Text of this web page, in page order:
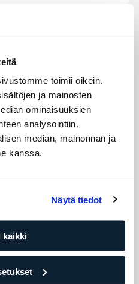
toimii oikein.
ja mainosten
ominaisuuksien
analysointiin.
median, mainonnan ja
kanssa.
Näytä tiedot
kaikki
07:00 - 15:00
10:00 - 20:00